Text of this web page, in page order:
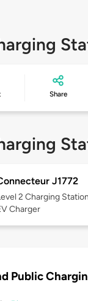
Share
J1772
2 Charging
Charger
Public